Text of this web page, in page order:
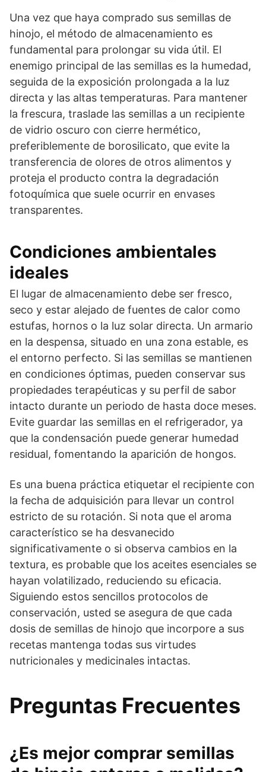
Una vez que haya comprado sus semillas de
hinojo, el método de almacenamiento es
fundamental para prolongar su vida útil. El
enemigo principal de las semillas es la humedad,
seguida de la exposición prolongada a la luz
directa y las altas temperaturas. Para mantener
la frescura, traslade las semillas a un recipiente
de vidrio oscuro con cierre hermético,
preferiblemente de borosilicato, que evite la
transferencia de olores de otros alimentos y
proteja el producto contra la degradación
fotoquímica que suele ocurrir en envases
transparentes.
Condiciones ambientales
ideales
El lugar de almacenamiento debe ser fresco,
seco y estar alejado de fuentes de calor como
estufas, hornos o la luz solar directa. Un armario
en la despensa, situado en una zona estable, es
el entorno perfecto. Si las semillas se mantienen
en condiciones óptimas, pueden conservar sus
propiedades terapéuticas y su perfil de sabor
intacto durante un periodo de hasta doce meses.
Evite guardar las semillas en el refrigerador, ya
que la condensación puede generar humedad
residual, fomentando la aparición de hongos.
Es una buena práctica etiquetar el recipiente con
la fecha de adquisición para llevar un control
estricto de su rotación. Si nota que el aroma
característico se ha desvanecido
significativamente o si observa cambios en la
textura, es probable que los aceites esenciales se
hayan volatilizado, reduciendo su eficacia.
Siguiendo estos sencillos protocolos de
conservación, usted se asegura de que cada
dosis de semillas de hinojo que incorpore a sus
recetas mantenga todas sus virtudes
nutricionales y medicinales intactas.
Preguntas Frecuentes
¿Es mejor comprar semillas